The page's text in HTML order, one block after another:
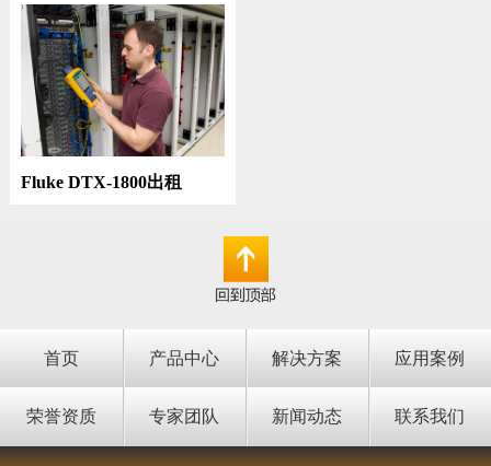
Fluke DTX-1800出租
首页 产品中心 解决方案 应用案例
荣誉资质 专家团队 新闻动态 联系我们